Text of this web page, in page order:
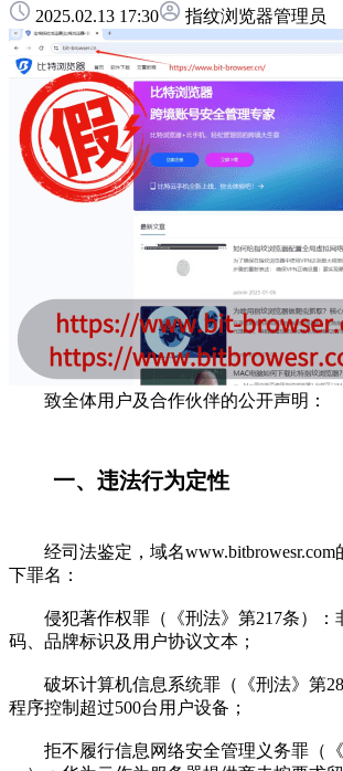
2025.02.13 17:30 指纹浏览器管理员
致全体用户及合作伙伴的公开声明：
一、违法行为定性
经司法鉴定，域名www.bitbrowesr.com
下罪名：
侵犯著作权罪（《刑法》第217条）：
码、品牌标识及用户协议文本；
破坏计算机信息系统罪（《刑法》第
程序控制超过500台用户设备；
拒不履行信息网络安全管理义务罪（《